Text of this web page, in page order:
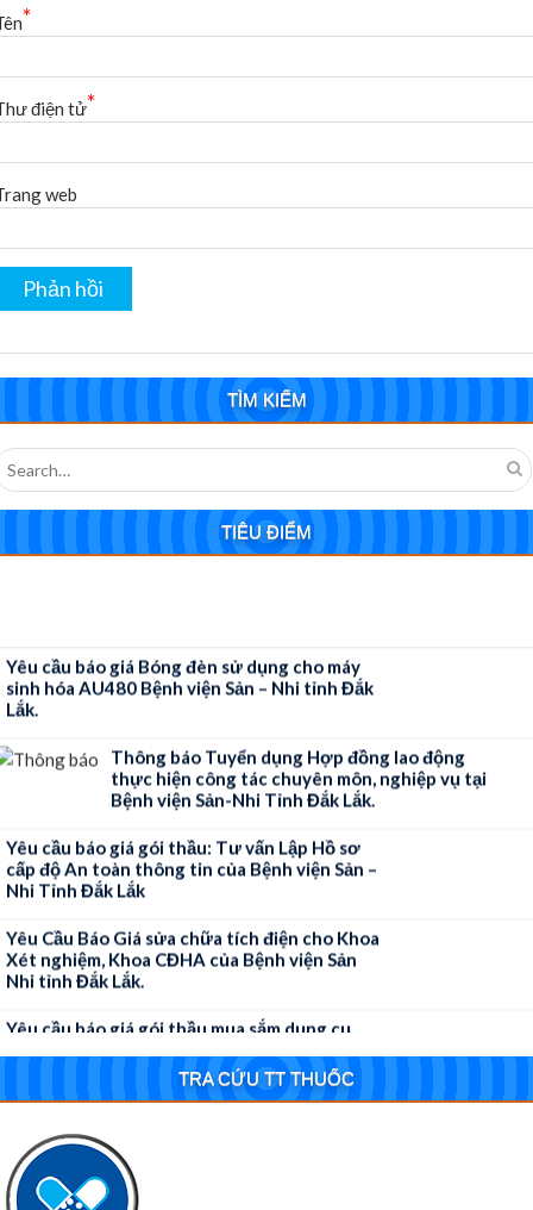
*
điện tử*
web
TÌM KIẾM
TIÊU ĐIỂM
sinh hóa AU480 Bệnh viện Sản – Nhi tỉnh Đắk
Lắk.
thực hiện công tác chuyên môn, nghiệp vụ tại
Bệnh viện Sản-Nhi Tỉnh Đắk Lắk.
Yêu cầu báo giá gói thầu: Tư vấn Lập Hồ sơ
cấp độ An toàn thông tin của Bệnh viện Sản –
Nhi Tỉnh Đắk Lắk
Yêu Cầu Báo Giá sửa chữa tích điện cho Khoa
Xét nghiệm, Khoa CĐHA của Bệnh viện Sản
Nhi tỉnh Đắk Lắk.
Yêu cầu báo giá gói thầu mua sắm dụng cụ
thông thường cho các Khoa thuộc Bệnh viện
Sản-Nhi tỉnh Đắk Lắk
TRA CỨU TT THUỐC